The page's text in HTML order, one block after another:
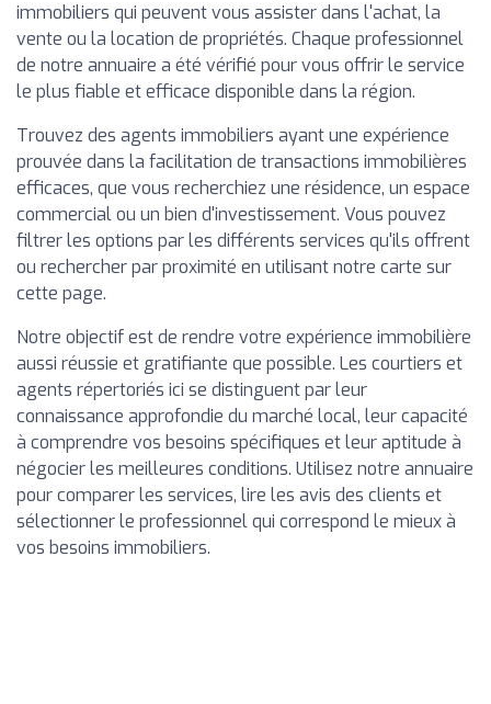
immobiliers qui peuvent vous assister dans l'achat, la
vente ou la location de propriétés. Chaque professionnel
de notre annuaire a été vérifié pour vous offrir le service
le plus fiable et efficace disponible dans la région.
Trouvez des agents immobiliers ayant une expérience
prouvée dans la facilitation de transactions immobilières
efficaces, que vous recherchiez une résidence, un espace
commercial ou un bien d'investissement. Vous pouvez
filtrer les options par les différents services qu'ils offrent
ou rechercher par proximité en utilisant notre carte sur
cette page.
Notre objectif est de rendre votre expérience immobilière
aussi réussie et gratifiante que possible. Les courtiers et
agents répertoriés ici se distinguent par leur
connaissance approfondie du marché local, leur capacité
à comprendre vos besoins spécifiques et leur aptitude à
négocier les meilleures conditions. Utilisez notre annuaire
pour comparer les services, lire les avis des clients et
sélectionner le professionnel qui correspond le mieux à
vos besoins immobiliers.